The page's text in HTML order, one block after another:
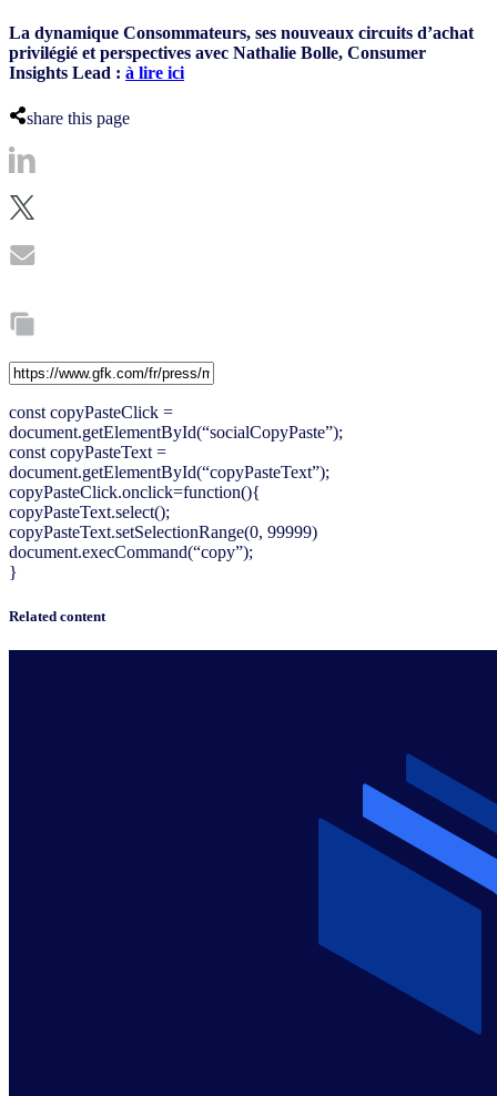
La dynamique Consommateurs, ses nouveaux circuits d’achat
privilégié et perspectives avec Nathalie Bolle, Consumer
Insights Lead : à lire ici
share this page
const copyPasteClick =
document.getElementById(“socialCopyPaste”);
const copyPasteText =
document.getElementById(“copyPasteText”);
copyPasteClick.onclick=function(){
copyPasteText.select();
copyPasteText.setSelectionRange(0, 99999)
document.execCommand(“copy”);
}
Related content